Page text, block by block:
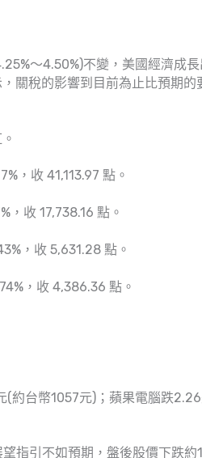
～4.50%)不變，美國經濟成
關稅的影響到目前為止比預期
，收 41,113.97 點。
收 17,738.16 點。
，收 5,631.28 點。
，收 4,386.36 點。
約台幣1057元)；蘋果電腦跌
指引不如預期，盤後股價下跌約